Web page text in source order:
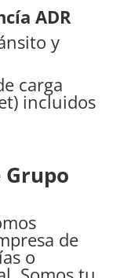
ADR
y
carga
incluidos
de
o